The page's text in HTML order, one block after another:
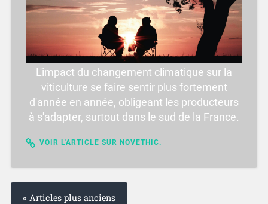
L'impact du changement climatique sur la
viticulture se faire sentir plus fortement
d'année en année, obligeant les producteurs
à s'adapter, surtout dans le sud de la France.
VOIR L'ARTICLE SUR NOVETHIC.
« Articles plus anciens